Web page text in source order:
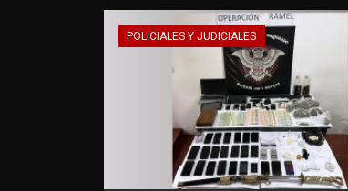
POLICIALES Y JUDICIALES